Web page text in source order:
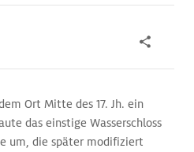
Ort Mitte des 17. Jh. ein
das einstige Wasserschloss
um, die später modifiziert